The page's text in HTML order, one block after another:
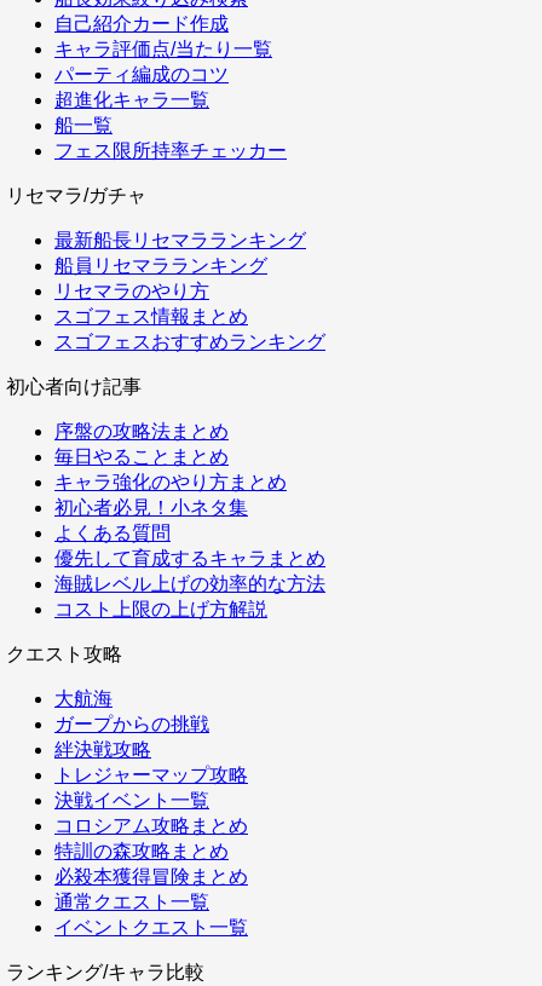
自己紹介カード作成
キャラ評価点/当たり一覧
パーティ編成のコツ
超進化キャラ一覧
船一覧
フェス限所持率チェッカー
リセマラ/ガチャ
最新船長リセマラランキング
船員リセマラランキング
リセマラのやり方
スゴフェス情報まとめ
スゴフェスおすすめランキング
初心者向け記事
序盤の攻略法まとめ
毎日やることまとめ
キャラ強化のやり方まとめ
初心者必見！小ネタ集
よくある質問
優先して育成するキャラまとめ
海賊レベル上げの効率的な方法
コスト上限の上げ方解説
クエスト攻略
大航海
ガープからの挑戦
絆決戦攻略
トレジャーマップ攻略
決戦イベント一覧
コロシアム攻略まとめ
特訓の森攻略まとめ
必殺本獲得冒険まとめ
通常クエスト一覧
イベントクエスト一覧
ランキング/キャラ比較